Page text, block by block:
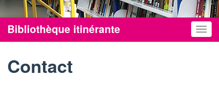
Bibliothèque itinérante
Contact